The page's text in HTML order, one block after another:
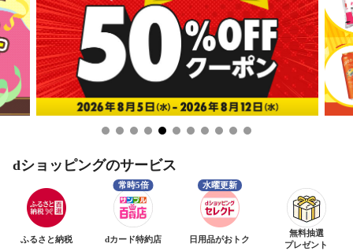
dショッピングのサービス
ふるさと納税 dカード特約店 日用品がおトク
無料抽選
プレゼント